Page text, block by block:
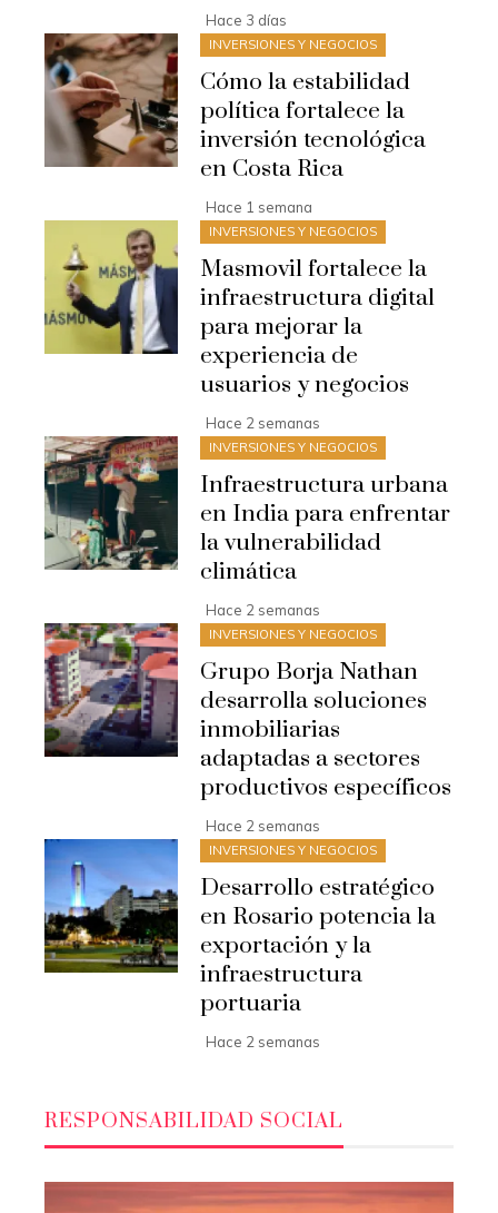
Hace 3 días
INVERSIONES Y NEGOCIOS
Cómo la estabilidad
política fortalece la
inversión tecnológica
en Costa Rica
Hace 1 semana
INVERSIONES Y NEGOCIOS
Masmovil fortalece la
infraestructura digital
para mejorar la
experiencia de
usuarios y negocios
Hace 2 semanas
INVERSIONES Y NEGOCIOS
Infraestructura urbana
en India para enfrentar
la vulnerabilidad
climática
Hace 2 semanas
INVERSIONES Y NEGOCIOS
Grupo Borja Nathan
desarrolla soluciones
inmobiliarias
adaptadas a sectores
productivos específicos
Hace 2 semanas
INVERSIONES Y NEGOCIOS
Desarrollo estratégico
en Rosario potencia la
exportación y la
infraestructura
portuaria
Hace 2 semanas
RESPONSABILIDAD SOCIAL